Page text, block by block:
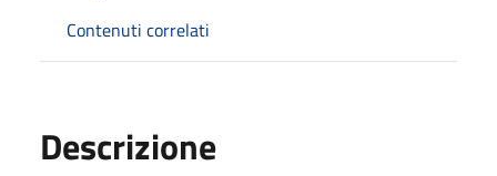
Contenuti correlati
Descrizione